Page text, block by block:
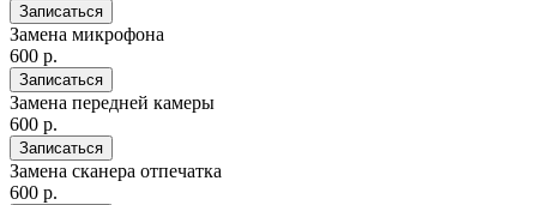
Записаться
Замена микрофона
600 р.
Записаться
Замена передней камеры
600 р.
Записаться
Замена сканера отпечатка
600 р.